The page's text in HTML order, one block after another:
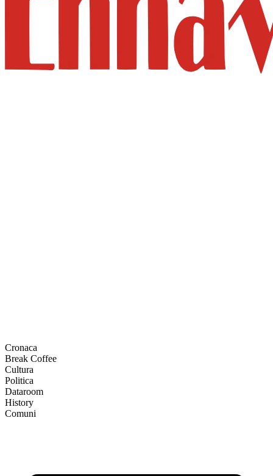
Cronaca
Break Coffee
Cultura
Politica
Dataroom
History
Comuni